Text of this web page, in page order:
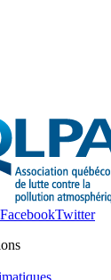
FacebookTwitter